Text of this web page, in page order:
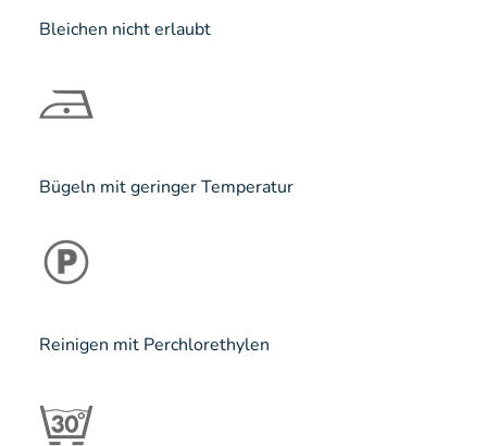
Bleichen nicht erlaubt
Bügeln mit geringer Temperatur
Reinigen mit Perchlorethylen